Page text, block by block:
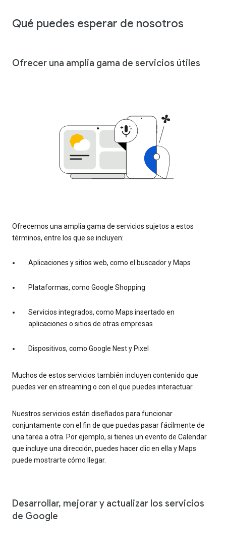
Qué puedes esperar de nosotros
Ofrecer una amplia gama de servicios útiles
Ofrecemos una amplia gama de servicios sujetos a estos
términos, entre los que se incluyen:
Aplicaciones y sitios web, como el buscador y Maps
Plataformas, como Google Shopping
Servicios integrados, como Maps insertado en
aplicaciones o sitios de otras empresas
Dispositivos, como Google Nest y Pixel
Muchos de estos servicios también incluyen contenido que
puedes ver en streaming o con el que puedes interactuar.
Nuestros servicios están diseñados para funcionar
conjuntamente con el fin de que puedas pasar fácilmente de
una tarea a otra. Por ejemplo, si tienes un evento de Calendar
que incluye una dirección, puedes hacer clic en ella y Maps
puede mostrarte cómo llegar.
Desarrollar, mejorar y actualizar los servicios
de Google